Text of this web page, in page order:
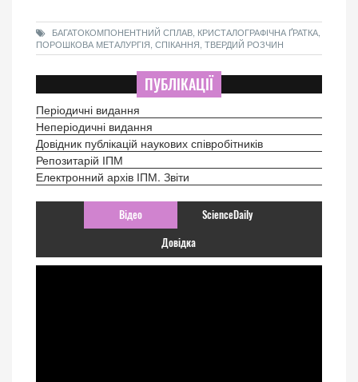
БАГАТОКОМПОНЕНТНИЙ СПЛАВ, КРИСТАЛОГРАФІЧНА ҐРАТКА,
ПОРОШКОВА МЕТАЛУРГІЯ, СПІКАННЯ, ТВЕРДИЙ РОЗЧИН
ПУБЛІКАЦІЇ
Періодичні видання
Неперіодичні видання
Довідник публікацій наукових співробітників
Репозитарій ІПМ
Електронний архів ІПМ. Звіти
Відео ScienceDaily
Довідка